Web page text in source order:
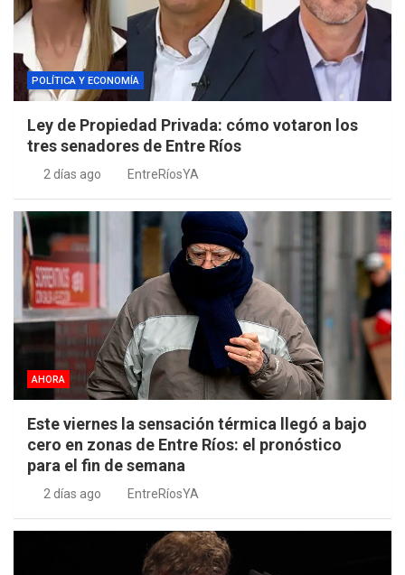
POLÍTICA Y ECONOMÍA
Ley de Propiedad Privada: cómo votaron los
tres senadores de Entre Ríos
2 días ago EntreRíosYA
AHORA
Este viernes la sensación térmica llegó a bajo
cero en zonas de Entre Ríos: el pronóstico
para el fin de semana
2 días ago EntreRíosYA